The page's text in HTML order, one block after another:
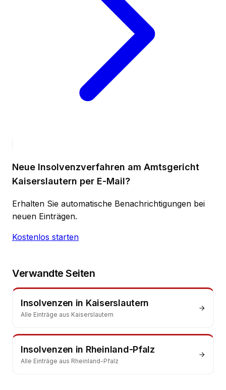
Neue Insolvenzverfahren am Amtsgericht
Kaiserslautern per E-Mail?
Erhalten Sie automatische Benachrichtigungen bei
neuen Einträgen.
Kostenlos starten
Verwandte Seiten
Insolvenzen in Kaiserslautern
Alle Einträge aus Kaiserslautern
Insolvenzen in Rheinland-Pfalz
Alle Einträge aus Rheinland-Pfalz